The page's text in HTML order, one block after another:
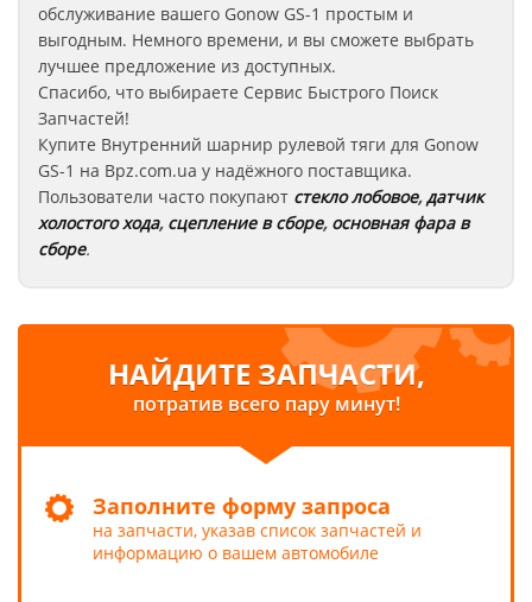
обслуживание вашего Gonow GS-1 простым и
выгодным. Немного времени, и вы сможете выбрать
лучшее предложение из доступных.
Спасибо, что выбираете Сервис Быстрого Поиск
Запчастей!
Купите Внутренний шарнир рулевой тяги для Gonow
GS-1 на Bpz.com.ua у надёжного поставщика.
Пользователи часто покупают стекло лобовое,датчик
холостого хода, сцепление в сборе, основная фара в
сборе.
НАЙДИТЕ ЗАПЧАСТИ,
потратив всего пару минут!
Заполните форму запроса
на запчасти, указав список запчастей и
информацию о вашем автомобиле